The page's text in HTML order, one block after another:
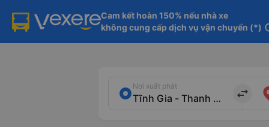
Cam kết hoàn 150% nếu nhà xe
không cung cấp dịch vụ vận chuyển (*)
Nơi xuất phát
import_export